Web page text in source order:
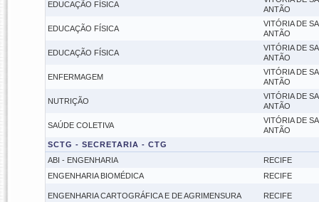
EDUCAÇÃO FÍSICA
ANTÃO
EDUCAÇÃO FÍSICA
VITÓRIA DE
ANTÃO
EDUCAÇÃO FÍSICA
VITÓRIA DE
ANTÃO
ENFERMAGEM
VITÓRIA DE
ANTÃO
NUTRIÇÃO
VITÓRIA DE
ANTÃO
SAÚDE COLETIVA
VITÓRIA DE
ANTÃO
SCTG - SECRETARIA - CTG
ABI - ENGENHARIA
RECIFE
ENGENHARIA BIOMÉDICA
RECIFE
ENGENHARIA CARTOGRÁFICA E DE AGRIMENSURA RECIFE